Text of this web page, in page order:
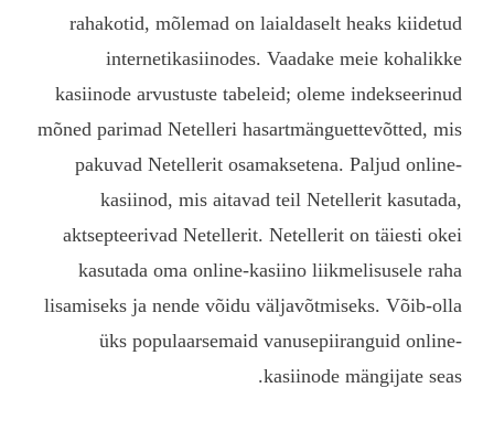
rahakotid, mõlemad
kasiinode arvustuste
mõned parimad Netelleri
pakuvad Netellerit
kasiinod, mis
aktsepteerivad
kasutada oma
lisamiseks ja nende
üks